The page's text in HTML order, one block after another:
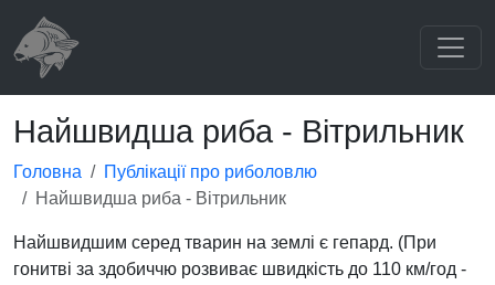
Найшвидша риба - Вітрильник
Головна
Публікації про риболовлю
Найшвидша риба - Вітрильник
Найшвидшим серед тварин на землі є гепард. (При
гонитві за здобиччю розвиває швидкість до 110 км/год -